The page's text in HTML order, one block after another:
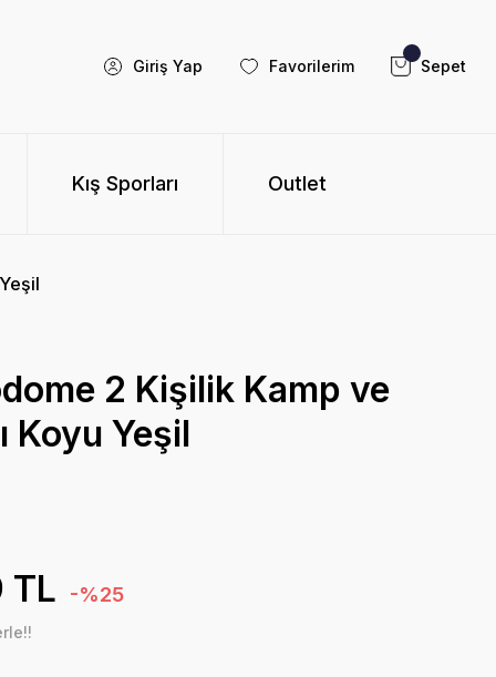
Giriş Yap Favorilerim Sepet
Kış Sporları Outlet
2 Kişilik Kamp ve
Koyu Yeşil
TL -%25